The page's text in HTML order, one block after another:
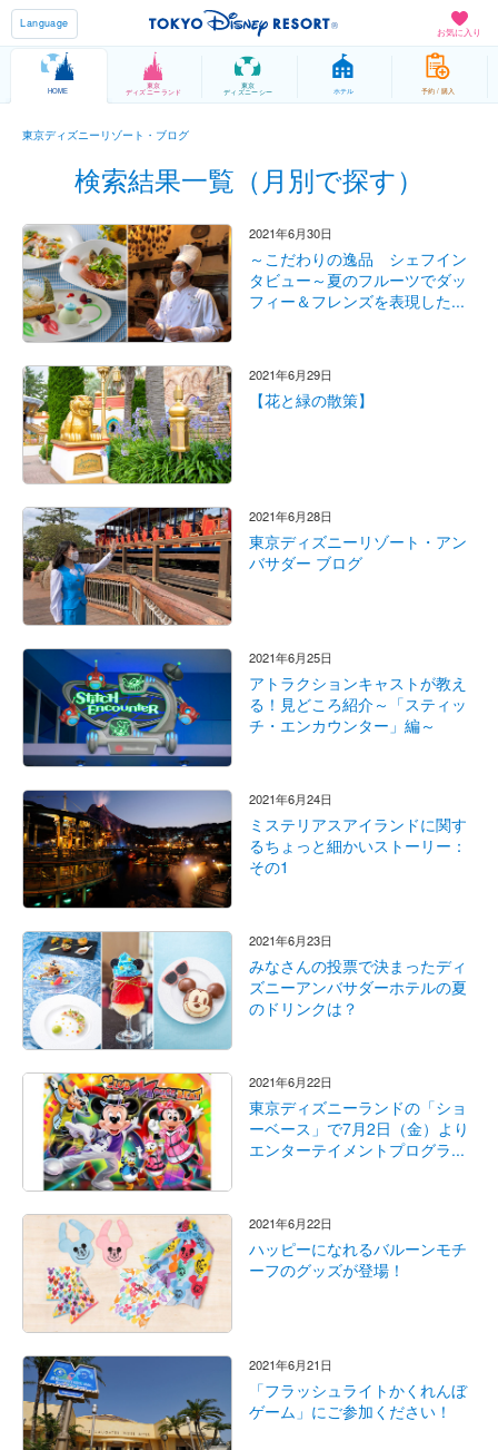
お気に入り
Language
HOME
東京
ディズニーランド
東京
ディズニーシー ホテル 予約 / 購入
東京ディズニーリゾート・ブログ
検索結果一覧（月別で探す）
2021年6月30日
～こだわりの逸品 シェフイン
タビュー～夏のフルーツでダッ
フィー＆フレンズを表現した...
2021年6月29日
【花と緑の散策】
2021年6月28日
東京ディズニーリゾート・アン
バサダー ブログ
2021年6月25日
アトラクションキャストが教え
る！見どころ紹介～「スティッ
チ・エンカウンター」編～
2021年6月24日
ミステリアスアイランドに関す
るちょっと細かいストーリー：
その1
2021年6月23日
みなさんの投票で決まったディ
ズニーアンバサダーホテルの夏
のドリンクは？
2021年6月22日
東京ディズニーランドの「ショ
ーベース」で7月2日（金）より
エンターテイメントプログラ...
2021年6月22日
ハッピーになれるバルーンモチ
ーフのグッズが登場！
2021年6月21日
「フラッシュライトかくれんぼ
ゲーム」にご参加ください！